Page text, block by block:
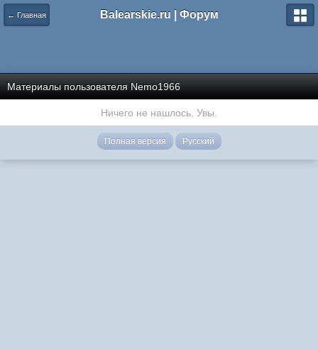
← Главная Balearskie.ru | Форум
Материалы пользователя Nemo1966
Ничего не нашлось. Увы.
Полная версия Русский